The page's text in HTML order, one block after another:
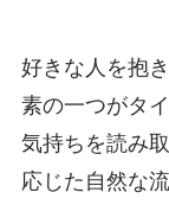
好きな人を抱
素の一つがタ
気持ちを読み
応じた自然な